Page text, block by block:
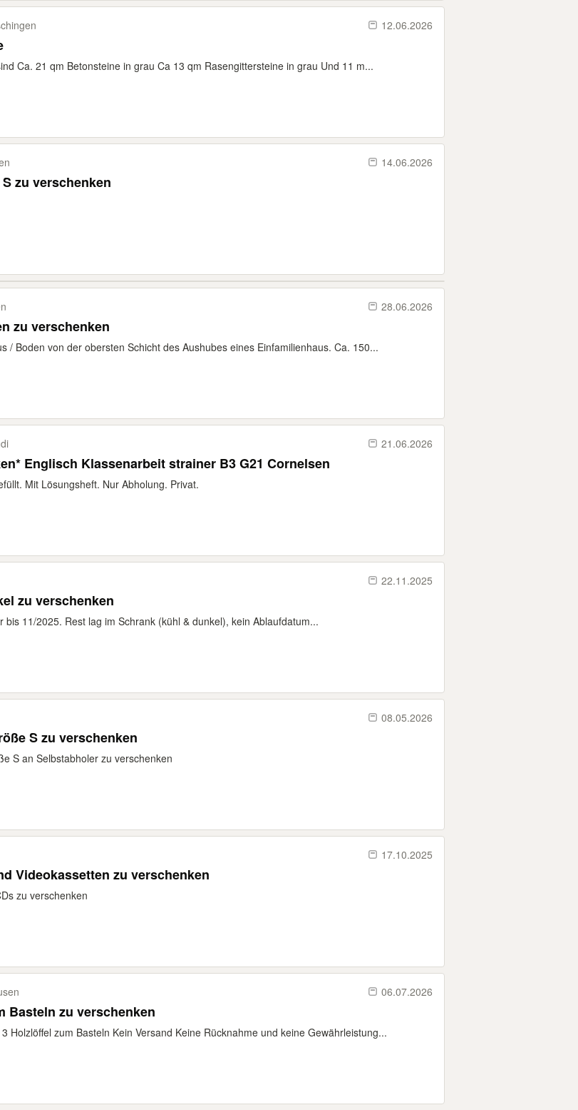
12.06.2026
Ca. 21 qm Betonsteine in grau Ca 13 qm Rasengittersteine in grau Und 11 m...
14.06.2026
zu verschenken
28.06.2026
zu verschenken
/ Boden von der obersten Schicht des Aushubes eines Einfamilienhaus. Ca. 150...
21.06.2026
Englisch Klassenarbeit strainer B3 G21 Cornelsen
Mit Lösungsheft. Nur Abholung. Privat.
22.11.2025
zu verschenken
bis 11/2025. Rest lag im Schrank (kühl & dunkel), kein Ablaufdatum...
08.05.2026
S zu verschenken
S an Selbstabholer zu verschenken
17.10.2025
Videokassetten zu verschenken
zu verschenken
06.07.2026
Basteln zu verschenken
Holzlöffel zum Basteln Kein Versand Keine Rücknahme und keine Gewährleistung...